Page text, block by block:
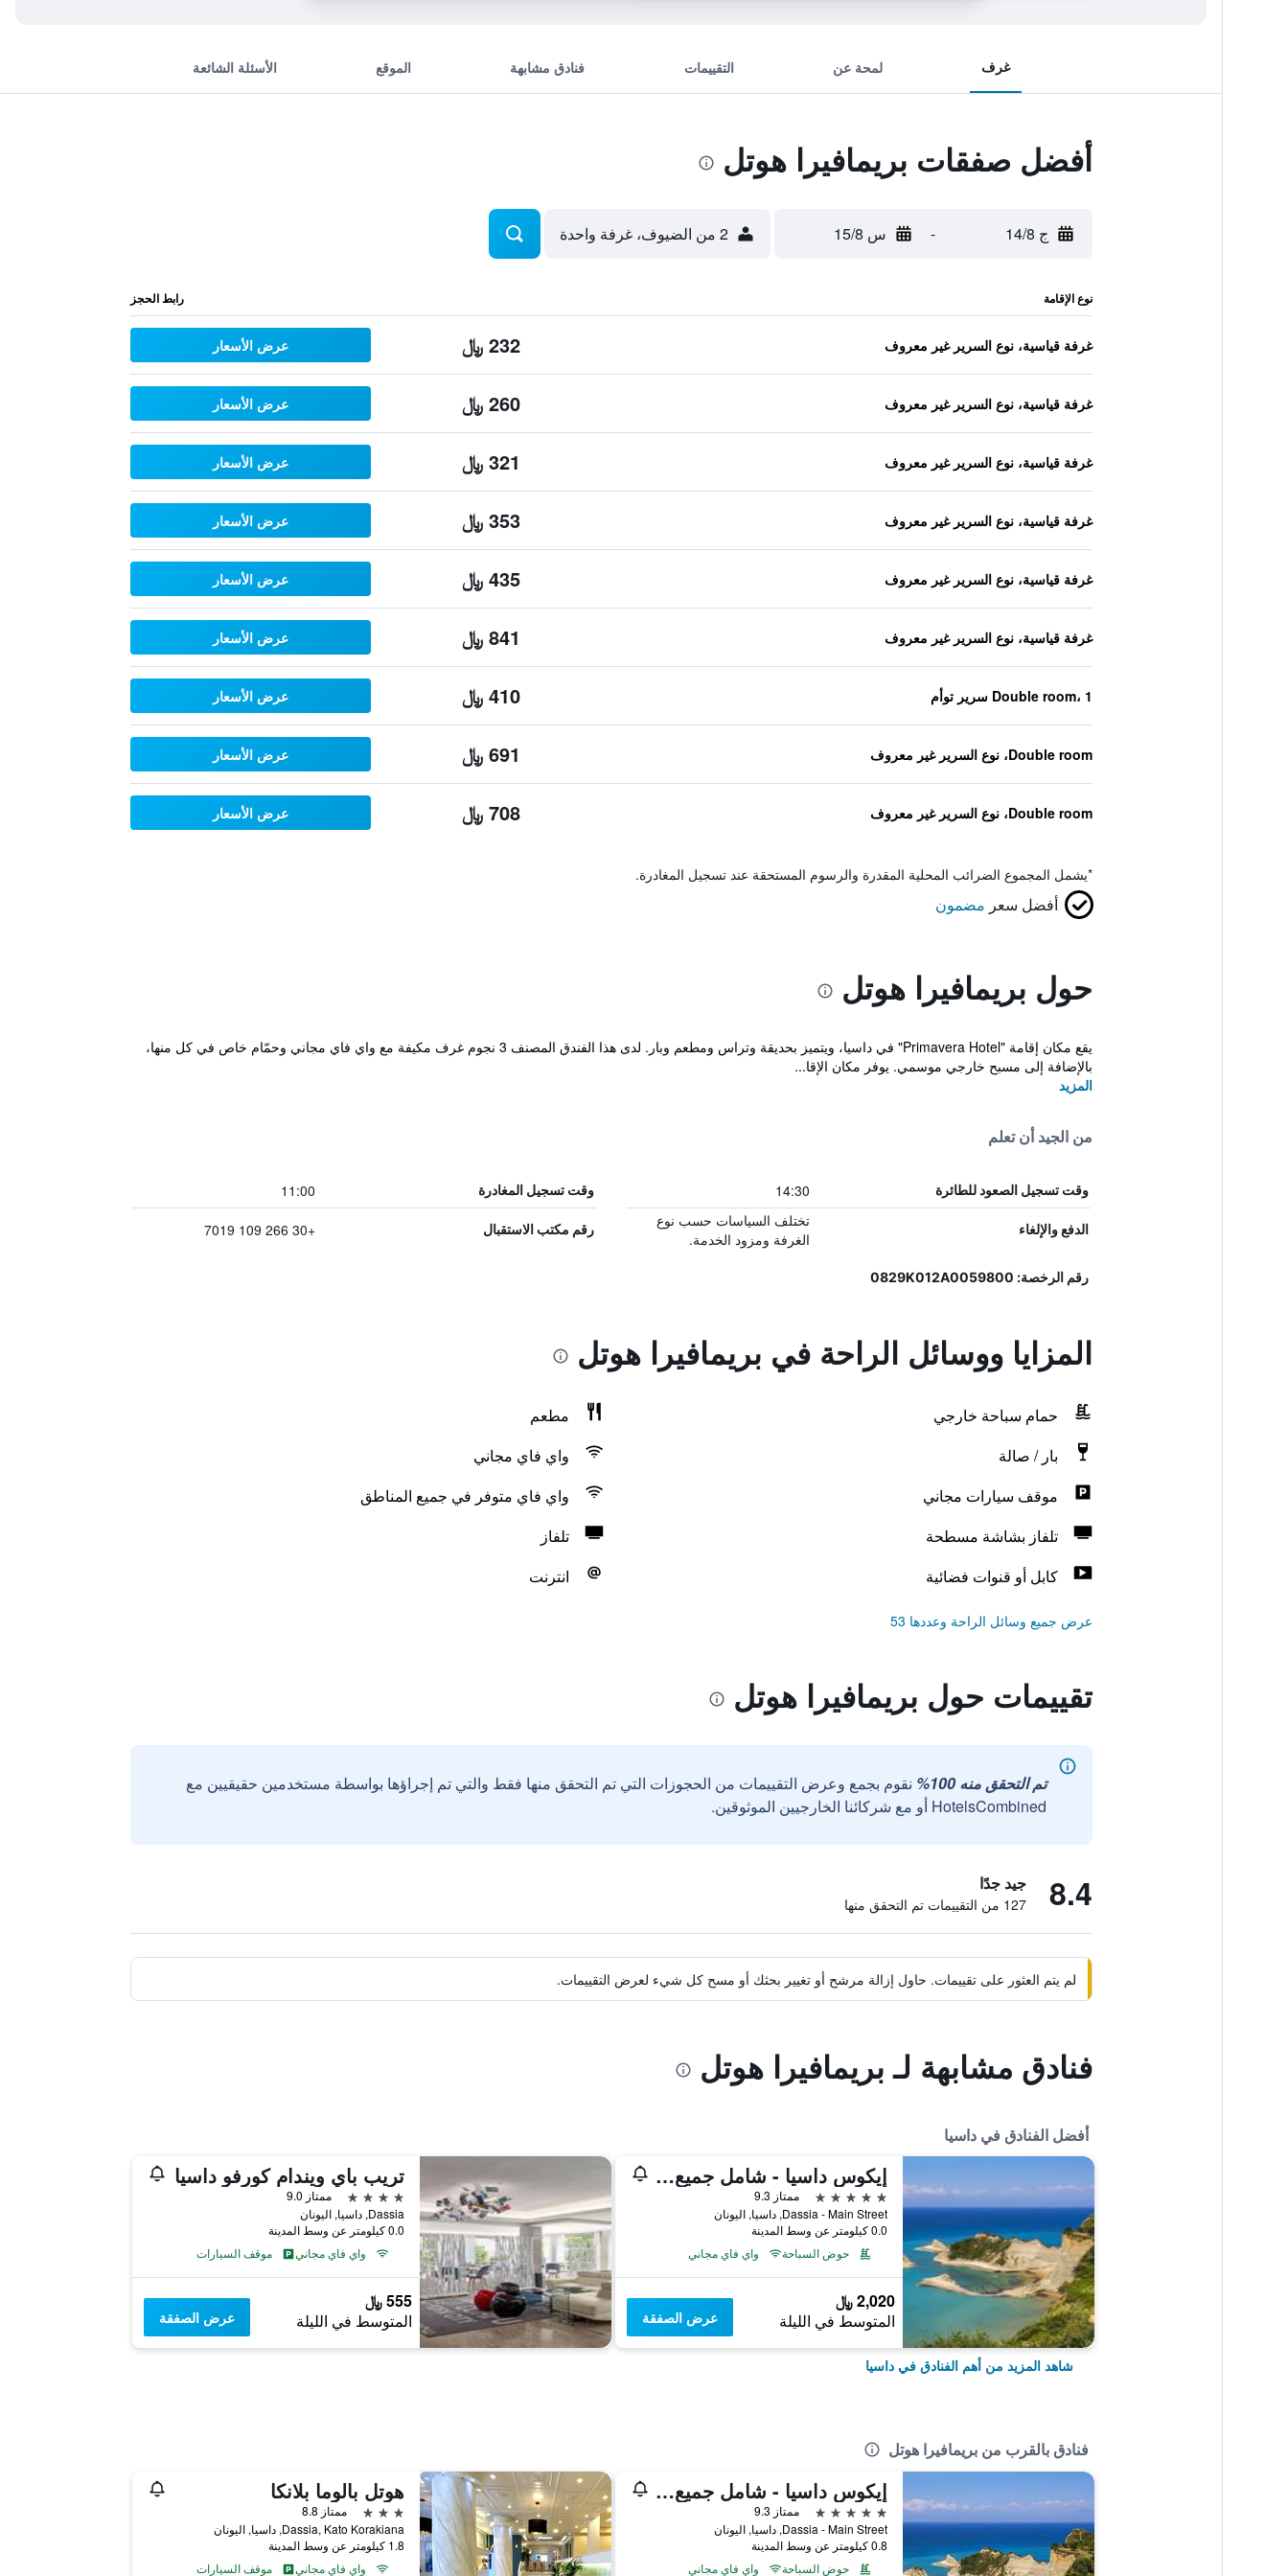
غرف لمحة عن التقييمات فنادق مشابهة الموقع الأسئلة الشائعة
أفضل صفقات بريمافيرا هوتل
ج 14/8 - س 15/8 2 من الضيوف، غرفة واحدة
نوع الإقامة رابط الحجز
غرفة قياسية، نوع السرير غير معروف 232 ﷼ عرض الأسعار
غرفة قياسية، نوع السرير غير معروف 260 ﷼ عرض الأسعار
غرفة قياسية، نوع السرير غير معروف 321 ﷼ عرض الأسعار
غرفة قياسية، نوع السرير غير معروف 353 ﷼ عرض الأسعار
غرفة قياسية، نوع السرير غير معروف 435 ﷼ عرض الأسعار
غرفة قياسية، نوع السرير غير معروف 841 ﷼ عرض الأسعار
Double room، 1 سرير توأم 410 ﷼ عرض الأسعار
Double room، نوع السرير غير معروف 691 ﷼ عرض الأسعار
Double room، نوع السرير غير معروف 708 ﷼ عرض الأسعار
*يشمل المجموع الضرائب المحلية المقدرة والرسوم المستحقة عند تسجيل المغادرة.
أفضل سعر مضمون
حول بريمافيرا هوتل
يقع مكان إقامة "Primavera Hotel" في داسيا، ويتميز بحديقة وتراس ومطعم وبار. لدى هذا الفندق المصنف 3 نجوم غرف مكيفة مع واي فاي مجاني وحمّام خاص في كل منها،
بالإضافة إلى مسبح خارجي موسمي. يوفر مكان الإقا...
المزيد
من الجيد أن تعلم
وقت تسجيل الصعود للطائرة 14:30 وقت تسجيل المغادرة 11:00
الدفع والإلغاء
تختلف السياسات حسب نوع
الغرفة ومزود الخدمة.
رقم مكتب الاستقبال +30 266 109 7019
رقم الرخصة: 0829K012A0059800
المزايا ووسائل الراحة في بريمافيرا هوتل
حمام سباحة خارجي
مطعم
بار / صالة
واي فاي مجاني
موقف سيارات مجاني
واي فاي متوفر في جميع المناطق
تلفاز بشاشة مسطحة
تلفاز
كابل أو قنوات فضائية
انترنت
عرض جميع وسائل الراحة وعددها 53
تقييمات حول بريمافيرا هوتل
تم التحقق منه 100%
نقوم بجمع وعرض التقييمات من الحجوزات التي تم التحقق منها فقط والتي تم إجراؤها بواسطة مستخدمين حقيقيين مع
HotelsCombined أو مع شركائنا الخارجيين الموثوقين.
8.4 جيد جدًا
127 من التقييمات تم التحقق منها
لم يتم العثور على تقييمات. حاول إزالة مرشح أو تغيير بحثك أو مسح كل شيء لعرض التقييمات.
فنادق مشابهة لـ بريمافيرا هوتل
أفضل الفنادق في داسيا
إيكوس داسيا - شامل جميع الخدمات
5 نجوم
ممتاز 9.3
Dassia - Main Street, داسيا, اليونان
0.0 كيلومتر عن وسط المدينة
حوض السباحة
واي فاي مجاني
2,020 ﷼
المتوسط في الليلة عرض الصفقة
تريب باي ويندام كورفو داسيا
4 نجوم
ممتاز 9.0
Dassia, داسيا, اليونان
0.0 كيلومتر عن وسط المدينة
واي فاي مجاني
موقف السيارات
555 ﷼
المتوسط في الليلة عرض الصفقة
شاهد المزيد من أهم الفنادق في داسيا
فنادق بالقرب من بريمافيرا هوتل
إيكوس داسيا - شامل جميع الخدمات
5 نجوم
ممتاز 9.3
Dassia - Main Street, داسيا, اليونان
0.8 كيلومتر عن وسط المدينة
حوض السباحة
واي فاي مجاني
هوتل بالوما بلانكا
3 نجوم
ممتاز 8.8
Dassia, Kato Korakiana, داسيا, اليونان
1.8 كيلومتر عن وسط المدينة
واي فاي مجاني
موقف السيارات